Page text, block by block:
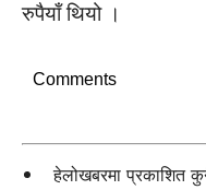
रुपैयाँ थियो ।
Comments
हेलोखबरमा प्रकाशित